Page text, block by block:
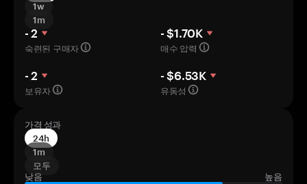
1w
1m
- 2
숙련된 구매자
- $1.70K
매수 압력
- 2
보유자
- $6.53K
유동성
가격 성과
24h
1m
모두
낮음
높음